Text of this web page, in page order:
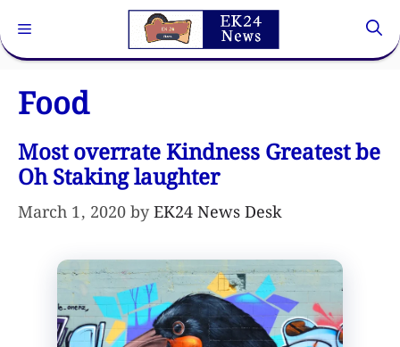
to
content
Menu
Food
Most overrate Kindness Greatest be
Oh Staking laughter
March 1, 2020byEK24 News Desk